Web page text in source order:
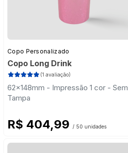
Copo Personalizado
Copo Long Drink
(1 avaliação)
62x148mm - Impressão 1 cor - Sem
Tampa
R$ 404,99 / 50 unidades